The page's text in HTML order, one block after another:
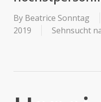
By Beatrice Sonntag
2019
Sehnsucht